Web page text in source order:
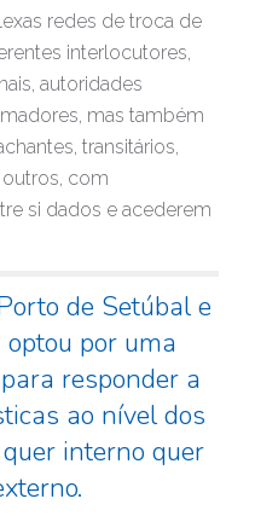
redes de troca de
interlocutores,
autoridades
mas também
transitários,
com
si dados e acederem
de Setúbal e
por uma
responder a
ao nível dos
quer interno quer